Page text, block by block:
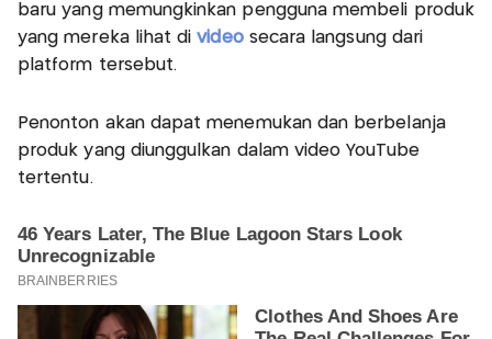
baru yang memungkinkan pengguna membeli produk
yang mereka lihat divideosecara langsung dari
platform tersebut.
Penonton akan dapat menemukan dan berbelanja
produk yang diunggulkan dalam video YouTube
tertentu.